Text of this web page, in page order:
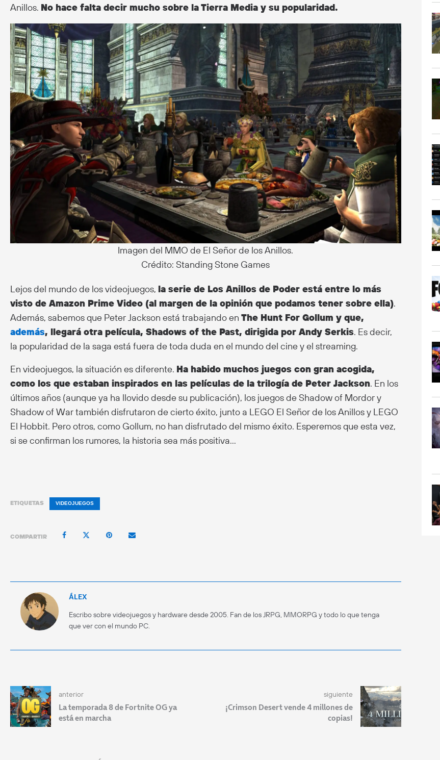
Anillos. No hace falta decir mucho sobre la Tierra Media y su popularidad.
Imagen del MMO de El Señor de los Anillos.
Crédito: Standing Stone Games
Lejos del mundo de los videojuegos, la serie de Los Anillos de Poder está entre lo más
visto de Amazon Prime Video (al margen de la opinión que podamos tener sobre ella).
Además, sabemos que Peter Jackson está trabajando en The Hunt For Gollum y que,
además, llegará otra película, Shadows of the Past, dirigida por Andy Serkis. Es decir,
la popularidad de la saga está fuera de toda duda en el mundo del cine y el streaming.
En videojuegos, la situación es diferente. Ha habido muchos juegos con gran acogida,
como los que estaban inspirados en las películas de la trilogía de Peter Jackson. En los
últimos años (aunque ya ha llovido desde su publicación), los juegos de Shadow of Mordor y
Shadow of War también disfrutaron de cierto éxito, junto a LEGO El Señor de los Anillos y LEGO
El Hobbit. Pero otros, como Gollum, no han disfrutado del mismo éxito. Esperemos que esta vez,
si se confirman los rumores, la historia sea más positiva…
ETIQUETAS VIDEOJUEGOS
COMPARTIR
ÁLEX
Escribo sobre videojuegos y hardware desde 2005. Fan de los JRPG, MMORPG y todo lo que tenga
que ver con el mundo PC.
anterior
La temporada 8 de Fortnite OG ya
está en marcha
siguiente
¡Crimson Desert vende 4 millones de
copias!